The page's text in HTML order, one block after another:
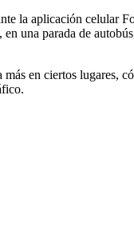
la aplicación celular
una parada de
en ciertos lugares,